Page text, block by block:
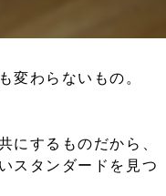
変わらないもの。
にするものだから、
スタンダードを見つ